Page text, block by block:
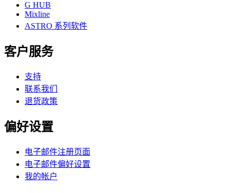
G HUB
Mixline
ASTRO 系列软件
客户服务
支持
联系我们
退货政策
偏好设置
电子邮件注册页面
电子邮件偏好设置
我的帐户